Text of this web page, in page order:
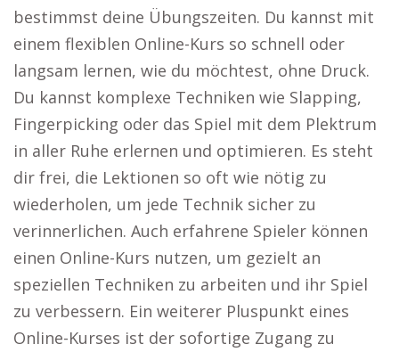
bestimmst deine Übungszeiten. Du kannst mit
einem flexiblen Online-Kurs so schnell oder
langsam lernen, wie du möchtest, ohne Druck.
Du kannst komplexe Techniken wie Slapping,
Fingerpicking oder das Spiel mit dem Plektrum
in aller Ruhe erlernen und optimieren. Es steht
dir frei, die Lektionen so oft wie nötig zu
wiederholen, um jede Technik sicher zu
verinnerlichen. Auch erfahrene Spieler können
einen Online-Kurs nutzen, um gezielt an
speziellen Techniken zu arbeiten und ihr Spiel
zu verbessern. Ein weiterer Pluspunkt eines
Online-Kurses ist der sofortige Zugang zu